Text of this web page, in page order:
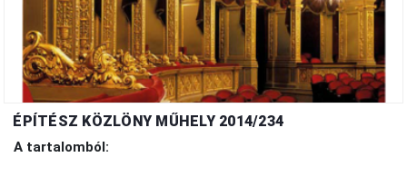
ÉPÍTÉSZ KÖZLÖNY MŰHELY 2014/234
A tartalomból: